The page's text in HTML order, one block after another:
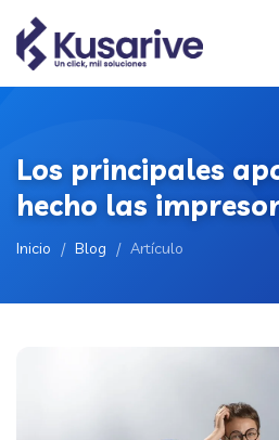
Los principales
hecho las
Inicio / Blog / Artículo